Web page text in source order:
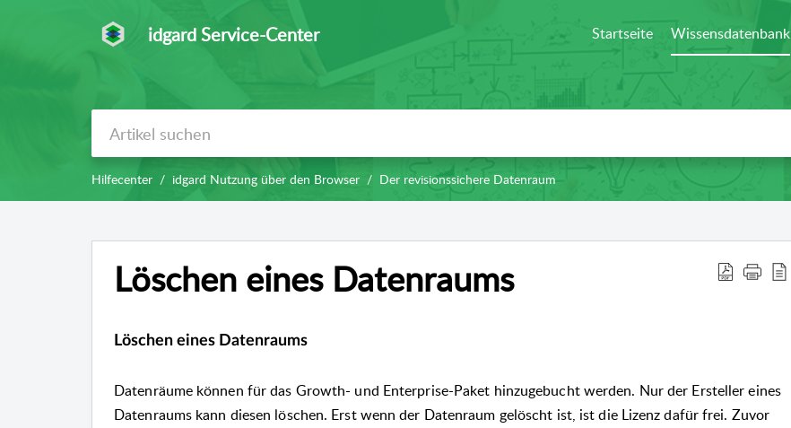
idgard Service-Center Startseite Wissensdatenbank
Hilfecenter idgard Nutzung über den Browser Der revisionssichere Datenraum
Löschen eines Datenraums
Löschen eines Datenraums
Datenräume können für das Growth- und Enterprise-Paket hinzugebucht werden. Nur der Ersteller eines
Datenraums kann diesen löschen. Erst wenn der Datenraum gelöscht ist, ist die Lizenz dafür frei. Zuvor